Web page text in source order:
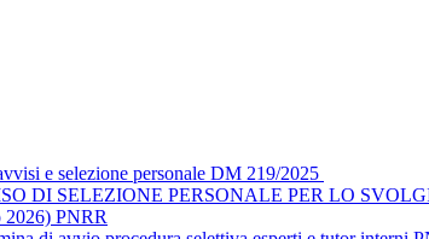
e selezione personale DM 219/2025
DI SELEZIONE PERSONALE PER LO
2026) PNRR